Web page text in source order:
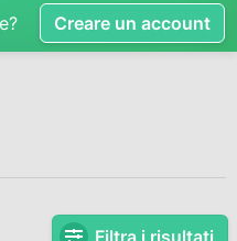
Filtra i risultati
Creare un account